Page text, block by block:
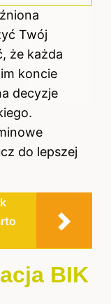
Twój
że każda
koncie
decyzje
do lepszej
BIK